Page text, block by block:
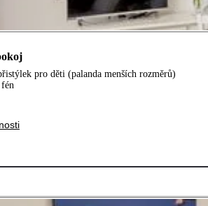
pro děti (palanda menších rozměrů)